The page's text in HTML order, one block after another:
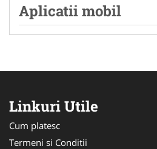
Aplicatii mobil
Linkuri Utile
Cum platesc
Termeni si Conditii